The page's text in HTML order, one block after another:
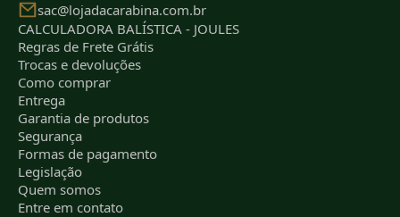
sac@lojadacarabina.com.br
CALCULADORA BALÍSTICA - JOULES
Regras de Frete Grátis
Trocas e devoluções
Como comprar
Entrega
Garantia de produtos
Segurança
Formas de pagamento
Legislação
Quem somos
Entre em contato